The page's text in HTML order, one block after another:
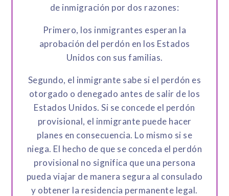
de inmigración por dos razones:
Primero, los inmigrantes esperan la
aprobación del perdón en los Estados
Unidos con sus familias.
Segundo, el inmigrante sabe si el perdón es
otorgado o denegado antes de salir de los
Estados Unidos. Si se concede el perdón
provisional, el inmigrante puede hacer
planes en consecuencia. Lo mismo si se
niega. El hecho de que se conceda el perdón
provisional no significa que una persona
pueda viajar de manera segura al consulado
y obtener la residencia permanente legal.